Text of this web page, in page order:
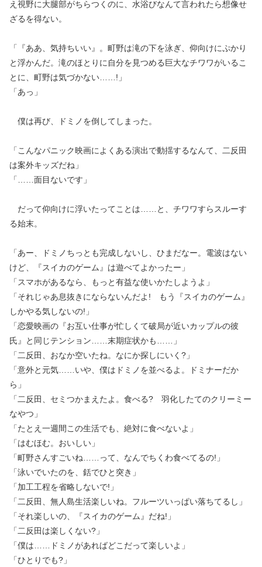
え視野に大腿部がちらつくのに、水浴びなんて言われたら想像せ
ざるを得ない。
「『ああ、気持ちいい』。町野は滝の下を泳ぎ、仰向けにぷかり
と浮かんだ。滝のほとりに自分を見つめる巨大なチワワがいるこ
とに、町野は気づかない……!」
「あっ」
僕は再び、ドミノを倒してしまった。
「こんなパニック映画によくある演出で動揺するなんて、二反田
は案外キッズだね」
「……面目ないです」
だって仰向けに浮いたってことは……と、チワワすらスルーす
る始末。
「あー、ドミノちっとも完成しないし、ひまだなー。電波はない
けど、『スイカのゲーム』は遊べてよかったー」
「スマホがあるなら、もっと有益な使いかたしようよ」
「それじゃあ息抜きにならないんだよ! もう『スイカのゲーム』
しかやる気しないの!」
「恋愛映画の『お互い仕事が忙しくて破局が近いカップルの彼
氏』と同じテンション……末期症状かも……」
「二反田、おなか空いたね。なにか探しにいく?」
「意外と元気……いや、僕はドミノを並べるよ。ドミナーだか
ら」
「二反田、セミつかまえたよ。食べる? 羽化したてのクリーミー
なやつ」
「たとえ一週間この生活でも、絶対に食べないよ」
「はむほむ。おいしい」
「町野さんすごいね……って、なんでちくわ食べてるの!」
「泳いでいたのを、銛でひと突き」
「加工工程を省略しないで!」
「二反田、無人島生活楽しいね。フルーツいっぱい落ちてるし」
「それ楽しいの、『スイカのゲーム』だね!」
「二反田は楽しくない?」
「僕は……ドミノがあればどこだって楽しいよ」
「ひとりでも?」